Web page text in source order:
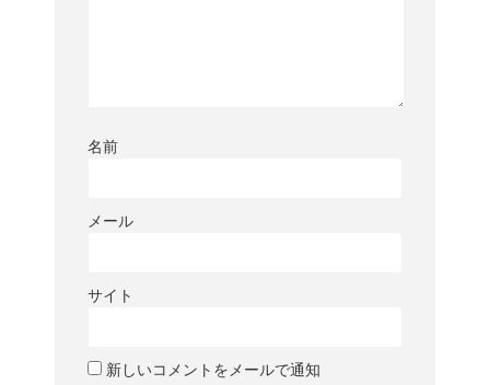
名前
メール
サイト
新しいコメントをメールで通知